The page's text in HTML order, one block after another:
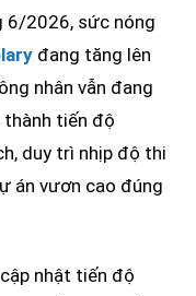
6/2026, sức nóng
đang tăng lên
nhân vẫn đang
tiến độ
duy trì nhịp độ thi
án vươn cao đúng
nhật tiến độ